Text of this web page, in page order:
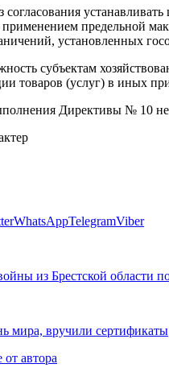
предельной
установленных
субъектам
товаров (услуг) в иных
Директивы № 10
WhatsAppTelegramViber
из Брестской области
мира, вручили сертификаты
автора